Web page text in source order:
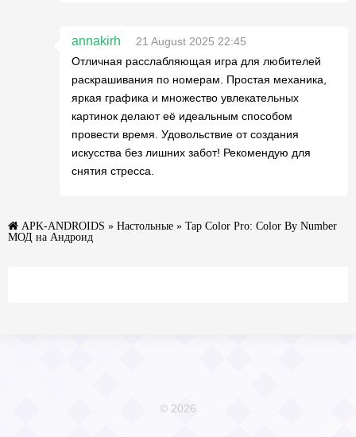
annakirh
21 August 2025 22:45
Отличная расслабляющая игра для любителей
раскрашивания по номерам. Простая механика,
яркая графика и множество увлекательных
картинок делают её идеальным способом
провести время. Удовольствие от создания
искусства без лишних забот! Рекомендую для
снятия стресса.
APK-ANDROIDS » Настольные » Tap Color Pro: Color By Number
МОД на Андроид
© 2026